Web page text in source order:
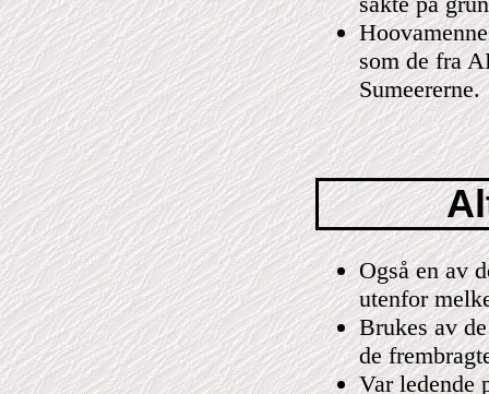
som de fra
Sumeererne.
Også en av
utenfor
Brukes av
de
Var ledende